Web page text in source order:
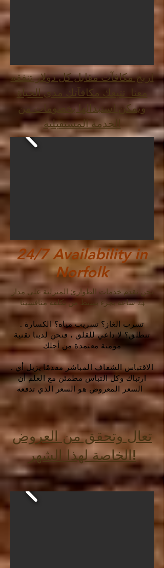
اربح مكافآت مقابل كل دولار تنفقه
معنا. تتبعك مكافآتك مدى الحياة
ويمكن استبدالها بخصومات من
الخدمة المستقبلية
24/7 Availability in
Norfolk
نحن نقدم خدمات الطوارئ المنزلية على مدار
24 ساعة بجزء بسيط من تكلفة منافسينا
. تسرب الغاز؟ تسريب مياه؟ الكسارة
تنطلق؟ لا داعي للقلق ، فنحن لدينا تقنية
مؤمنة معتمدة من أجلك
. الاقتباس الشفاف المباشر مقدمًا يزيل أي
ارتباك وكل التباس مطمئن مع العلم أن
السعر المعروض هو السعر الذي تدفعه
تعال وتحقق من العروض
الخاصة لهذا الشهر!